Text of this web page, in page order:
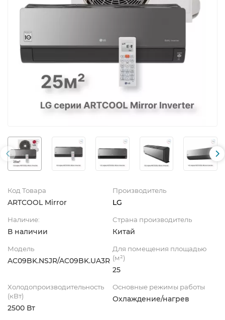
Код Товара
ARTCOOL Mirror
Производитель
LG
Наличие:
В наличии
Страна производитель
Китай
Модель
AC09BK.NSJR/AC09BK.UA3R
Для помещения площадью
(м²)
25
Холодопроизводительность
(кВт)
2500 Вт
Основные режимы работы
Охлаждение/нагрев